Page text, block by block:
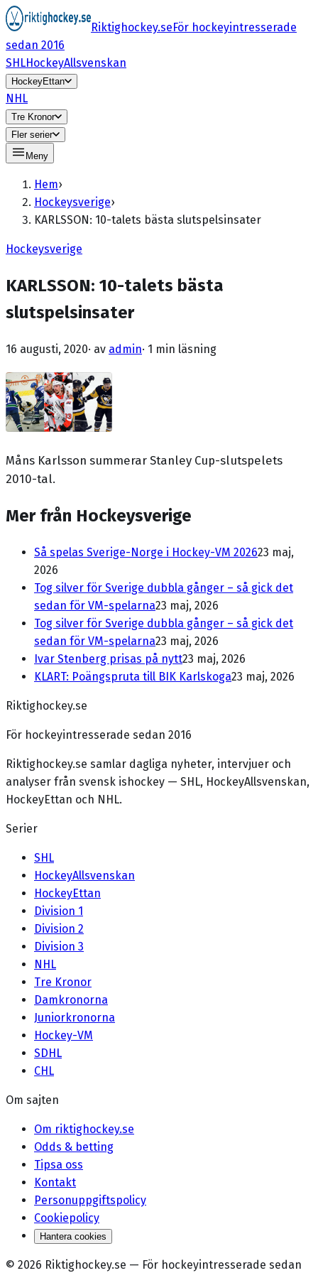
Riktighockey.seFör hockeyintresserade
sedan 2016
SHLHockeyAllsvenskan
HockeyEttan
NHL
Tre Kronor
Fler serier
Meny
Hem›
Hockeysverige›
KARLSSON: 10-talets bästa slutspelsinsater
Hockeysverige
KARLSSON: 10-talets bästa
slutspelsinsater
16 augusti, 2020· av admin· 1 min läsning
Måns Karlsson summerar Stanley Cup-slutspelets
2010-tal.
Mer från Hockeysverige
Så spelas Sverige-Norge i Hockey-VM 202623 maj,
2026
Tog silver för Sverige dubbla gånger – så gick det
sedan för VM-spelarna23 maj, 2026
Tog silver för Sverige dubbla gånger – så gick det
sedan för VM-spelarna23 maj, 2026
Ivar Stenberg prisas på nytt23 maj, 2026
KLART: Poängspruta till BIK Karlskoga23 maj, 2026
Riktighockey.se
För hockeyintresserade sedan 2016
Riktighockey.se samlar dagliga nyheter, intervjuer och
analyser från svensk ishockey — SHL, HockeyAllsvenskan,
HockeyEttan och NHL.
Serier
SHL
HockeyAllsvenskan
HockeyEttan
Division 1
Division 2
Division 3
NHL
Tre Kronor
Damkronorna
Juniorkronorna
Hockey-VM
SDHL
CHL
Om sajten
Om riktighockey.se
Odds & betting
Tipsa oss
Kontakt
Personuppgiftspolicy
Cookiepolicy
Hantera cookies
© 2026 Riktighockey.se — För hockeyintresserade sedan